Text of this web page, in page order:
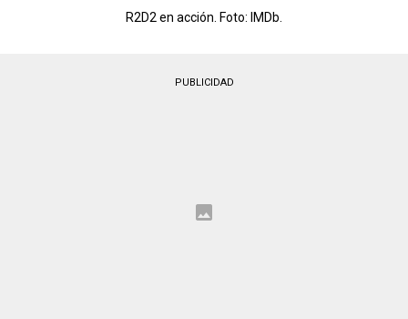
R2D2 en acción. Foto: IMDb.
PUBLICIDAD